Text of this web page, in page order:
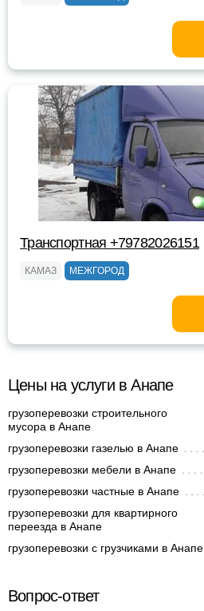
Транспортная +79782026151
КАМАЗ МЕЖГОРОД
Цены на услуги в Анапе
грузоперевозки строительного
мусора в Анапе
грузоперевозки газелью в Анапе
грузоперевозки мебели в Анапе
грузоперевозки частные в Анапе
грузоперевозки для квартирного
переезда в Анапе
грузоперевозки с грузчиками в Анапе
Вопрос-ответ